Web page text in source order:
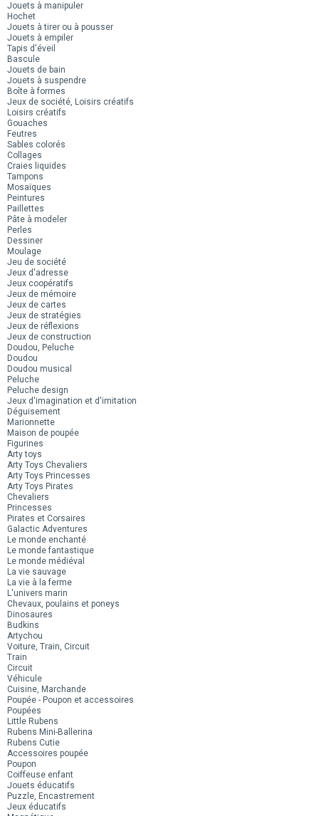
Jouets à manipuler
Hochet
Jouets à tirer ou à pousser
Jouets à empiler
Tapis d'éveil
Bascule
Jouets de bain
Jouets à suspendre
Boîte à formes
Jeux de société, Loisirs créatifs
Loisirs créatifs
Gouaches
Feutres
Sables colorés
Collages
Craies liquides
Tampons
Mosaïques
Peintures
Paillettes
Pâte à modeler
Perles
Dessiner
Moulage
Jeu de société
Jeux d'adresse
Jeux coopératifs
Jeux de mémoire
Jeux de cartes
Jeux de stratégies
Jeux de réflexions
Jeux de construction
Doudou, Peluche
Doudou
Doudou musical
Peluche
Peluche design
Jeux d'imagination et d'imitation
Déguisement
Marionnette
Maison de poupée
Figurines
Arty toys
Arty Toys Chevaliers
Arty Toys Princesses
Arty Toys Pirates
Chevaliers
Princesses
Pirates et Corsaires
Galactic Adventures
Le monde enchanté
Le monde fantastique
Le monde médiéval
La vie sauvage
La vie à la ferme
L'univers marin
Chevaux, poulains et poneys
Dinosaures
Budkins
Artychou
Voiture, Train, Circuit
Train
Circuit
Véhicule
Cuisine, Marchande
Poupée - Poupon et accessoires
Poupées
Little Rubens
Rubens Mini-Ballerina
Rubens Cutie
Accessoires poupée
Poupon
Coiffeuse enfant
Jouets éducatifs
Puzzle, Encastrement
Jeux éducatifs